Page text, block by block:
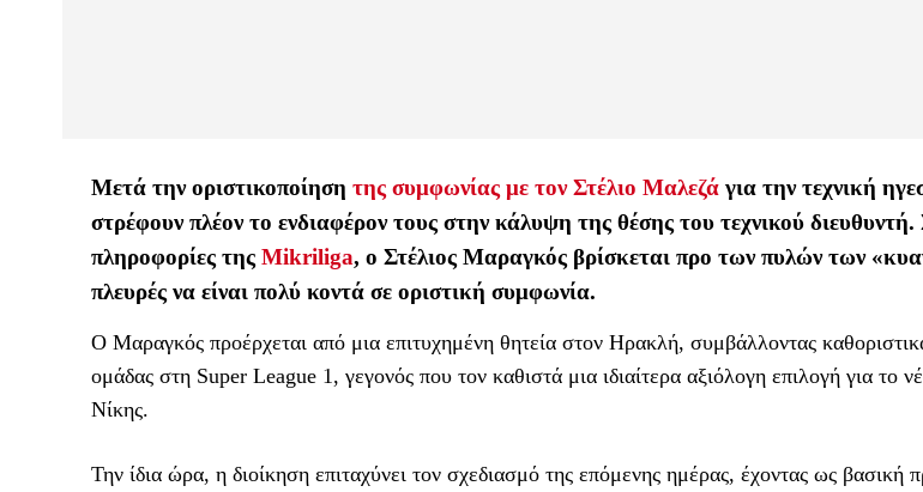
Μετά την οριστικοποίηση της συμφωνίας με τον Στέλιο Μαλεζά για την τεχνική
στρέφουν πλέον το ενδιαφέρον τους στην κάλυψη της θέσης του τεχνικού
πληροφορίες της Mikriliga, ο Στέλιος Μαραγκός βρίσκεται προ των πυλών των
πλευρές να είναι πολύ κοντά σε οριστική συμφωνία.
Ο Μαραγκός προέρχεται από μια επιτυχημένη θητεία στον Ηρακλή, συμβάλλοντας
ομάδας στη Super League 1, γεγονός που τον καθιστά μια ιδιαίτερα αξιόλογη επιλογή για το
Νίκης.
Την ίδια ώρα, η διοίκηση επιταχύνει τον σχεδιασμό της επόμενης ημέρας, έχοντας ως βασική